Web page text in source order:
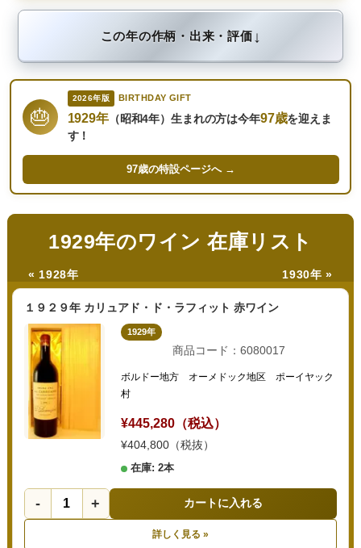
この年の作柄・出来・評価↓
🎂
2026年版 BIRTHDAY GIFT
1929年（昭和4年）生まれの方は今年97歳を迎えま
す！
97歳の特設ページへ →
1929年のワイン 在庫リスト
« 1928年 1930年 »
１９２９年 カリュアド・ド・ラフィット 赤ワイン
1929年
商品コード：6080017
ボルドー地方 オーメドック地区 ポーイヤック
村
¥445,280（税込）
¥404,800（税抜）
在庫: 2本
- + カートに入れる
詳しく見る »